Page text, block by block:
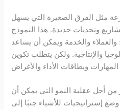
مثل الفرق الصغيرة التي يسهل
وتحديات جديدة. هذا النموذج
والخدمة ويمكن أن يساعد
والإنتاجية. ولكن يتطلب تكوين
من أجل عقلية النمو التي يمكن أن
إستراتيجيات للأشياء جنبًا إلى